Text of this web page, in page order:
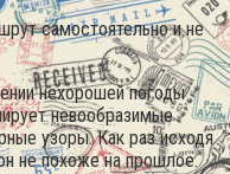
самостоятельно и не
нехорошей погоды
невообразимые
узоры. Как раз исходя
не похоже на прошлое.